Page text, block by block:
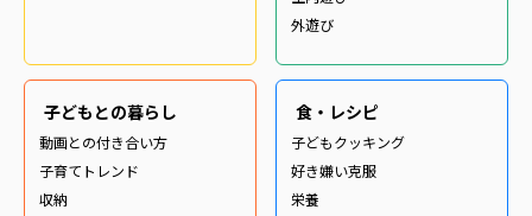
外遊び
子どもとの暮らし
動画との付き合い方
子育てトレンド
収納
食・レシピ
子どもクッキング
好き嫌い克服
栄養